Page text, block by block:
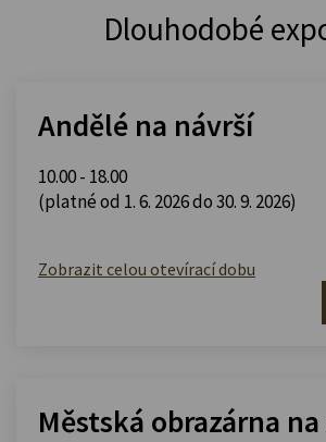
Dlouhodobé
Andělé na návrší
10.00 - 18.00
(platné od 1. 6. 2026 do 30. 9. 2026)
Zobrazit celou otevírací dobu
Městská obrazárna